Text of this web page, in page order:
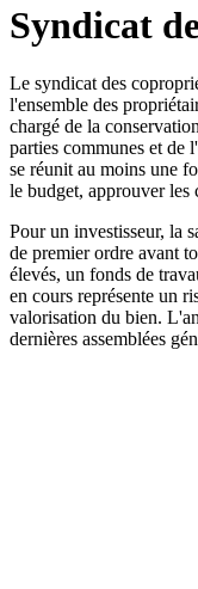
Syndicat
Le syndicat des
l'ensemble des
chargé de la
parties communes et de
se réunit au moins une
le budget, approuver les
Pour un investisseur, la
de premier ordre avant
élevés, un fonds de
en cours représente un
valorisation du bien.
dernières assemblées